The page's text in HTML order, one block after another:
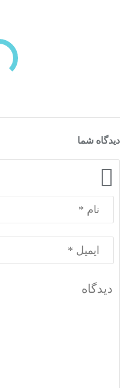
دسته‌بندی‌های منتخب برای شما
دیدگاه شما